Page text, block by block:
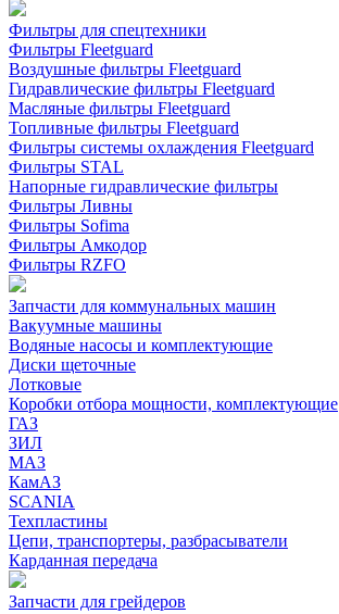
Фильтры для спецтехники
Фильтры Fleetguard
Воздушные фильтры Fleetguard
Гидравлические фильтры Fleetguard
Масляные фильтры Fleetguard
Топливные фильтры Fleetguard
Фильтры системы охлаждения Fleetguard
Фильтры STAL
Напорные гидравлические фильтры
Фильтры Ливны
Фильтры Sofima
Фильтры Амкодор
Фильтры RZFO
Запчасти для коммунальных машин
Вакуумные машины
Водяные насосы и комплектующие
Диски щеточные
Лотковые
Коробки отбора мощности, комплектующие
ГАЗ
ЗИЛ
МАЗ
КамАЗ
SCANIA
Техпластины
Цепи, транспортеры, разбрасыватели
Карданная передача
Запчасти для грейдеров